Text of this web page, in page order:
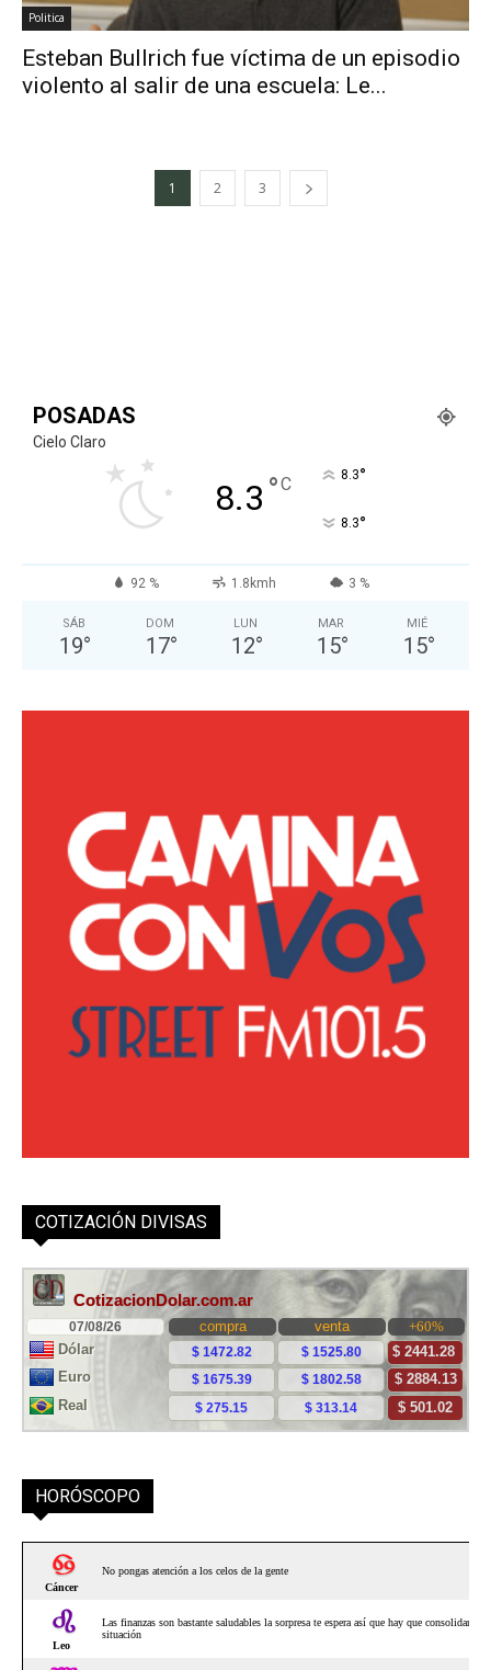
Politica
Esteban Bullrich fue víctima de un episodio
violento al salir de una escuela: Le...
1 2 3
POSADAS
Cielo Claro
8.3 °C 8.3°
8.3°
92 % 1.8kmh 3 %
SÁB
19°
DOM
17°
LUN
12°
MAR
15°
MIÉ
15°
COTIZACIÓN DIVISAS
HORÓSCOPO